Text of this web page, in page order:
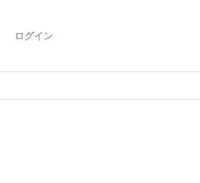
ログイン